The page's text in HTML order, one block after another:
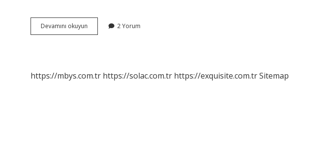
Devamını okuyun Tuncelinin
Eski
2 Yorum
https://mbys.com.tr https://solac.com.tr https://exquisite.com.trSitemap